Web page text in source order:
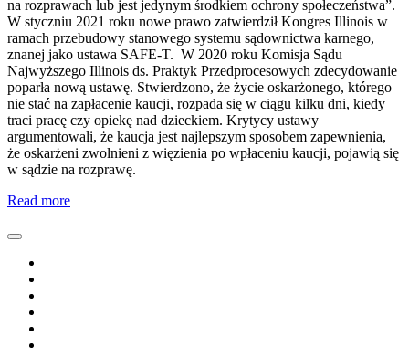
na rozprawach lub jest jedynym środkiem ochrony społeczeństwa”.
W styczniu 2021 roku nowe prawo zatwierdził Kongres Illinois w
ramach przebudowy stanowego systemu sądownictwa karnego,
znanej jako ustawa SAFE-T. W 2020 roku Komisja Sądu
Najwyższego Illinois ds. Praktyk Przedprocesowych zdecydowanie
poparła nową ustawę. Stwierdzono, że życie oskarżonego, którego
nie stać na zapłacenie kaucji, rozpada się w ciągu kilku dni, kiedy
traci pracę czy opiekę nad dzieckiem. Krytycy ustawy
argumentowali, że kaucja jest najlepszym sposobem zapewnienia,
że oskarżeni zwolnieni z więzienia po wpłaceniu kaucji, pojawią się
w sądzie na rozprawę.
Read more